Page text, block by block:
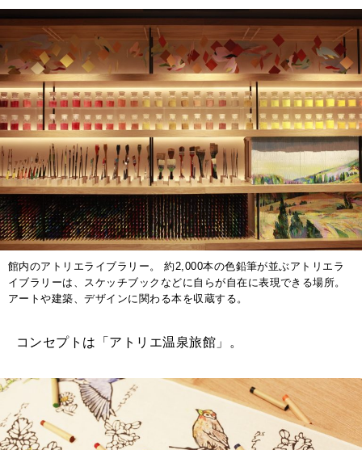
館内のアトリエライブラリー。 約2,000本の色鉛筆が並ぶアトリエラ
イブラリーは、スケッチブックなどに自らが自在に表現できる場所。
アートや建築、デザインに関わる本を収蔵する。
コンセプトは「アトリエ温泉旅館」。